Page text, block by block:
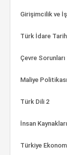
Girişimcilik ve
Türk İdare
Çevre
Maliye
Türk Dili 2
İnsan
Türkiye